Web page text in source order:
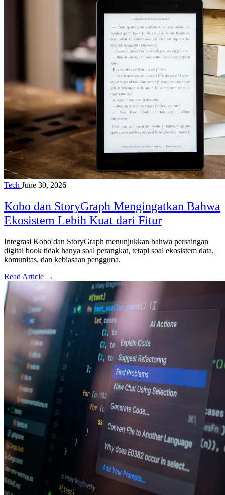
Tech June 30, 2026
Kobo dan StoryGraph Mengingatkan Bahwa
Ekosistem Lebih Kuat dari Fitur
Integrasi Kobo dan StoryGraph menunjukkan bahwa persaingan
digital book tidak hanya soal perangkat, tetapi soal ekosistem data,
komunitas, dan kebiasaan pengguna.
Read Article →